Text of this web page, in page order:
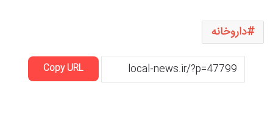
داروخانه
Copy URL